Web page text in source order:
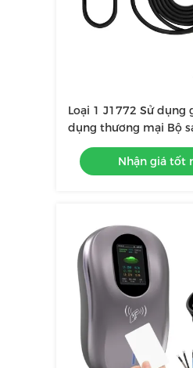
Loại 1 J1772 Sử dụng
dụng thương mại Bộ
7KW Mức độ 2 Sạc
Station Sạc EV Sạc EV
Nhận giá tốt